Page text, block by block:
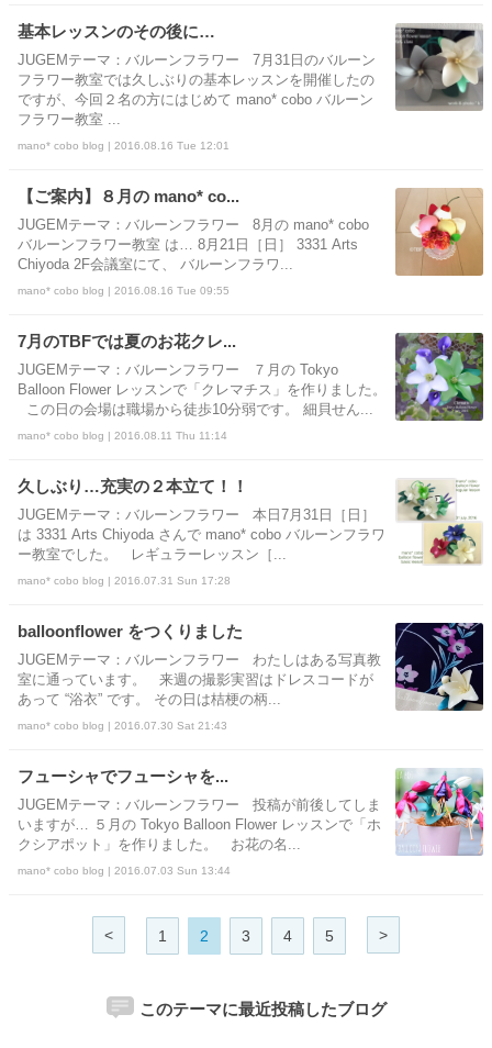
基本レッスンのその後に…
JUGEMテーマ：バルーンフラワー 7月31日のバルーン
フラワー教室では久しぶりの基本レッスンを開催したの
ですが、今回２名の方にはじめて mano* cobo バルーン
フラワー教室 ...
mano* cobo blog | 2016.08.16 Tue 12:01
【ご案内】８月の mano* co...
JUGEMテーマ：バルーンフラワー 8月の mano* cobo
バルーンフラワー教室 は… 8月21日［日］ 3331 Arts
Chiyoda 2F会議室にて、 バルーンフラワ...
mano* cobo blog | 2016.08.16 Tue 09:55
7月のTBFでは夏のお花クレ...
JUGEMテーマ：バルーンフラワー ７月の Tokyo
Balloon Flower レッスンで「クレマチス」を作りました。
この日の会場は職場から徒歩10分弱です。 細貝せん...
mano* cobo blog | 2016.08.11 Thu 11:14
久しぶり…充実の２本立て！！
JUGEMテーマ：バルーンフラワー 本日7月31日［日］
は 3331 Arts Chiyoda さんで mano* cobo バルーンフラワ
ー教室でした。 レギュラーレッスン［...
mano* cobo blog | 2016.07.31 Sun 17:28
balloonflower をつくりました
JUGEMテーマ：バルーンフラワー わたしはある写真教
室に通っています。 来週の撮影実習はドレスコードが
あって “浴衣” です。 その日は桔梗の柄...
mano* cobo blog | 2016.07.30 Sat 21:43
フューシャでフューシャを...
JUGEMテーマ：バルーンフラワー 投稿が前後してしま
いますが… ５月の Tokyo Balloon Flower レッスンで「ホ
クシアポット」を作りました。 お花の名...
mano* cobo blog | 2016.07.03 Sun 13:44
< 1 2 3 4 5 >
このテーマに最近投稿したブログ